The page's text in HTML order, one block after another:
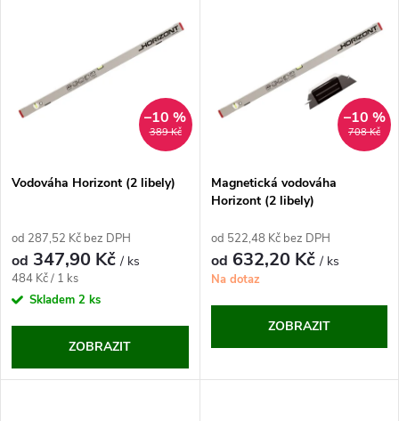
n
p
r
o
d
u
s
r
o
u
389 Kč
–10 %
Vodováha Horizont (2 libely)
od 287,52 Kč bez DPH
od 347,90 Kč/ ks
Měrná
cena:
484 Kč / 1 ks
Skladem 2 ks
ZOBRAZIT
708 Kč
–10 %
Magnetická vodováha
Horizont (2 libely)
od 522,48 Kč bez DPH
od 632,20 Kč/ ks
Na dotaz
ZOBRAZIT